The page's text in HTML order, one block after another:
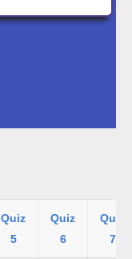
Quiz
5
Quiz
6
Quiz
7